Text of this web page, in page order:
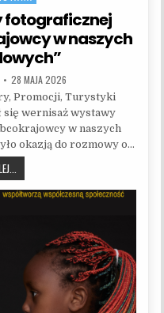
fotograficznej
w naszych
PUBLISHED DATE:
28 MAJA 2026
Promocji, Turystyki
się wernisaż wystawy
w naszych
okazją do rozmowy o…